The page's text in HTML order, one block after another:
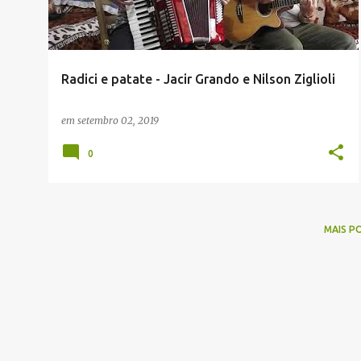
Radici e patate - Jacir Grando e Nilson Ziglioli
em setembro 02, 2019
0
MAIS